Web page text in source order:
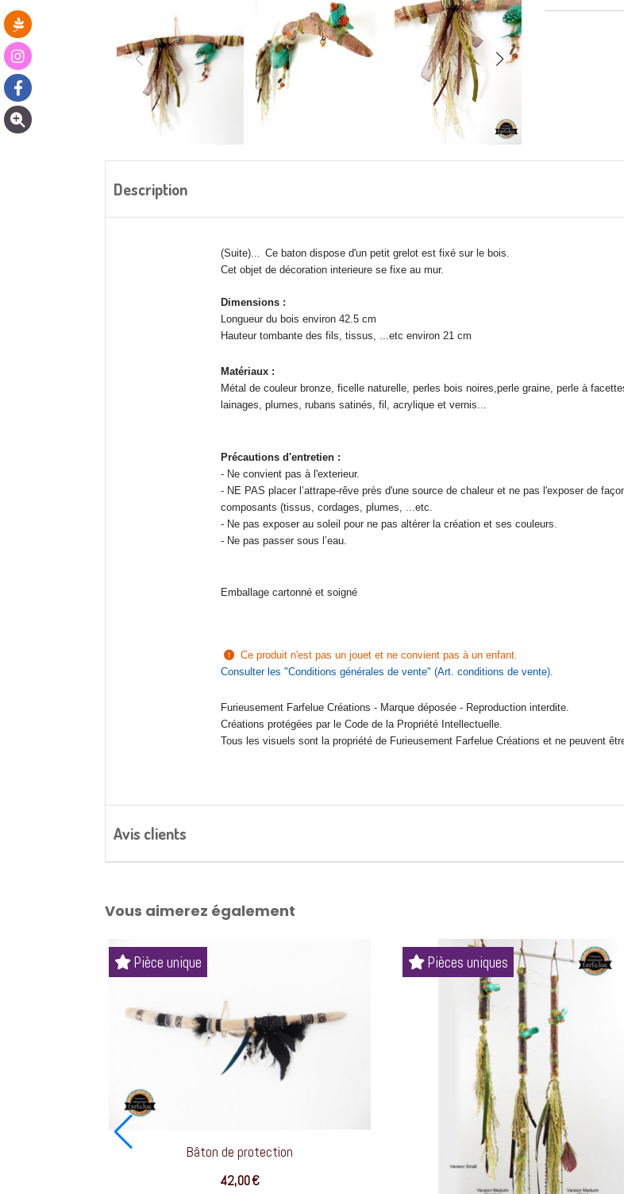
Description
(Suite)... Ce baton dispose d'un petit grelot est fixé sur le bois.
Cet objet de décoration interieure se fixe au mur.
Dimensions :
Longueur du bois environ 42.5 cm
Hauteur tombante des fils, tissus, ...etc environ 21 cm
Matériaux :
Métal de couleur bronze, ficelle naturelle, perles bois noires,perle graine, perle à
lainages, plumes, rubans satinés, fil, acrylique et vernis...
Précautions d'entretien :
- Ne convient pas à l'exterieur.
- NE PAS placer l’attrape-rêve près d'une source de chaleur et ne pas l'exposer de
composants (tissus, cordages, plumes, ...etc.
- Ne pas exposer au soleil pour ne pas altérer la création et ses couleurs.
- Ne pas passer sous l’eau.
Emballage cartonné et soigné
 Ce produit n'est pas un jouet et ne convient pas à un enfant.
Consulter les "Conditions générales de vente" (Art. conditions de vente).
Furieusement Farfelue Créations - Marque déposée - Reproduction interdite.
Créations protégées par le Code de la Propriété Intellectuelle.
Tous les visuels sont la propriété de Furieusement Farfelue Créations et ne peuvent
Avis clients
Vous aimerez également
Bâton de protection
42,00€
Pièce unique Pièces uniques